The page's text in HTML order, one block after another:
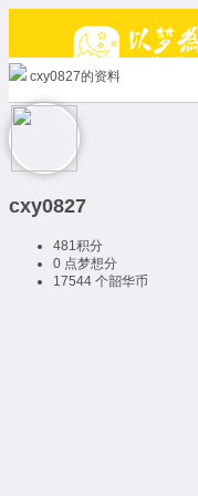
cxy0827的资料
cxy0827
481积分
0 点梦想分
17544 个韶华币